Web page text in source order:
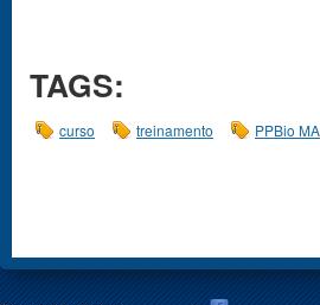
TAGS:
curso treinamento PPBio MA